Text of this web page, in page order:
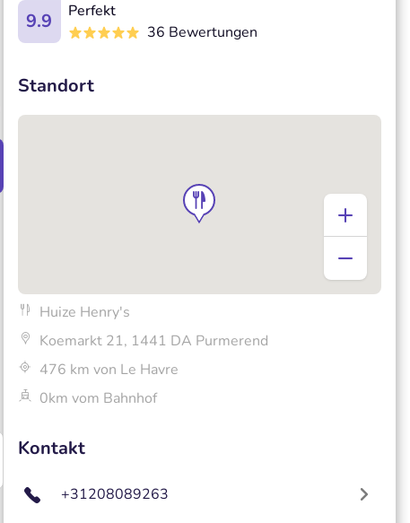
9.9
Perfekt
36 Bewertungen
Standort
Huize Henry's
Koemarkt 21, 1441 DA Purmerend
476 km von Le Havre
0km vom Bahnhof
Kontakt
+31208089263